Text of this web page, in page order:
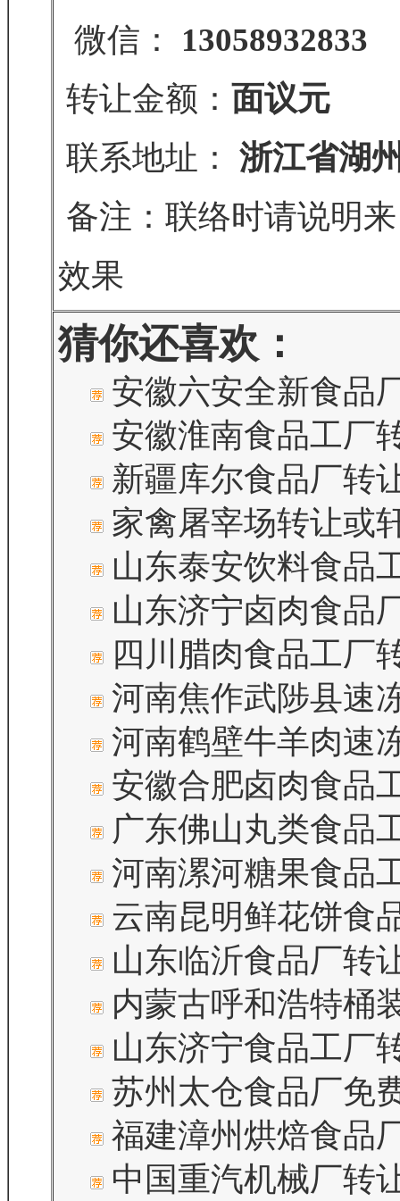
微信：
13058932833
转让金额： 面议元
联系地址：
浙江省湖
备注：联络时请说明
效果
猜你还喜欢：
安徽六安全新食品
安徽淮南食品工厂
新疆库尔食品厂转
家禽屠宰场转让或
山东泰安饮料食品
山东济宁卤肉食品
四川腊肉食品工厂
河南焦作武陟县速
河南鹤壁牛羊肉速
安徽合肥卤肉食品
广东佛山丸类食品
河南漯河糖果食品
云南昆明鲜花饼食
山东临沂食品厂转
内蒙古呼和浩特桶
山东济宁食品工厂
苏州太仓食品厂免
福建漳州烘焙食品
中国重汽机械厂转